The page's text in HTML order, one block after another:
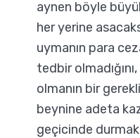
aynen böyle
her yerine
uymanın para
tedbir
olmanın bir
beynine adeta
geçicinde